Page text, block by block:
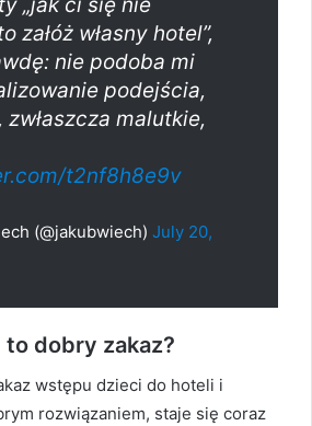
załóż własny hotel”,
nie podoba mi
podejścia,
zwłaszcza malutkie,
t2nf8h8e9v
(@jakubwiech) July 20,
to dobry zakaz?
wstępu dzieci do hoteli i
rozwiązaniem, staje się coraz